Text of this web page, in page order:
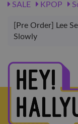
SALE
KPOP
[Pre Order] Lee
Slowly